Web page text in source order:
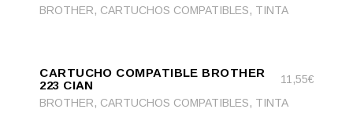
BROTHER, CARTUCHOS COMPATIBLES, TINTA
CART
CARTUCHO COMPATIBLE BROTHER
223 CIAN
11,55€
BROTHER, CARTUCHOS COMPATIBLES, TINTA